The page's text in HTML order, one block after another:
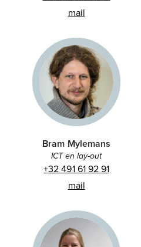
mail
Bram Mylemans
ICT en lay-out
+32 491 61 92 91
mail